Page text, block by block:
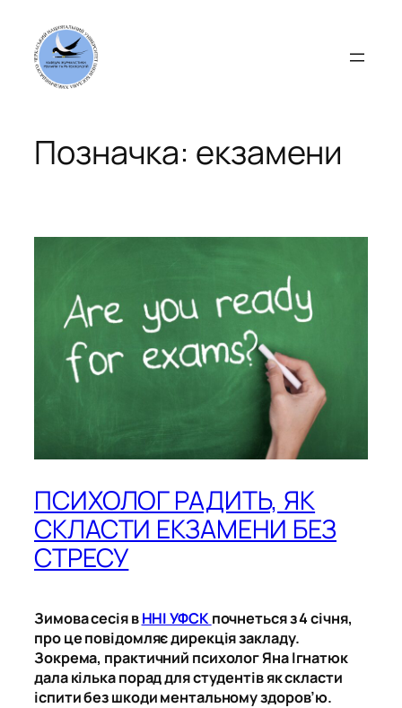
вмісту
Позначка: екзамени
ПСИХОЛОГ РАДИТЬ, ЯК
СКЛАСТИ ЕКЗАМЕНИ БЕЗ
СТРЕСУ
Зимова сесія вННІ УФСКпочнеться з 4 січня,
про це повідомляє дирекція закладу.
Зокрема, практичний психолог Яна Ігнатюк
дала кілька порад для студентів як скласти
іспити без шкоди ментальному здоров’ю.